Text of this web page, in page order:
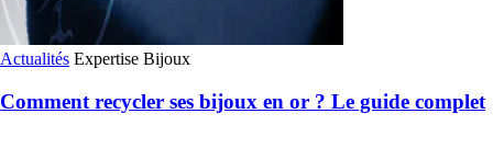
Actualités Expertise Bijoux
Comment recycler ses bijoux en or ? Le guide complet